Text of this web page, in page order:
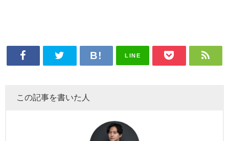
LINE
この記事を書いた人